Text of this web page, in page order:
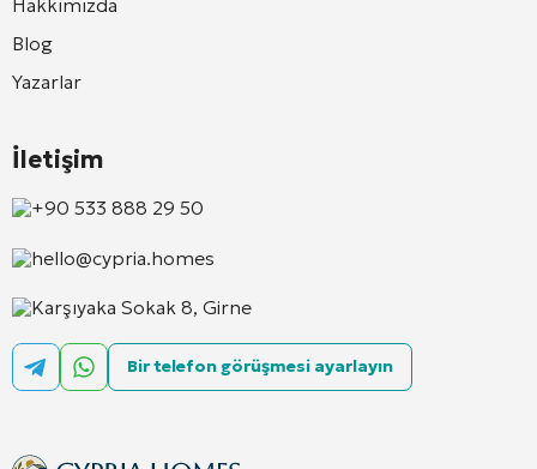
Blog
Yazarlar
İletişim
+90 533 888 29 50
hello@cypria.homes
Karşıyaka Sokak 8, Girne
Bir telefon görüşmesi ayarlayın